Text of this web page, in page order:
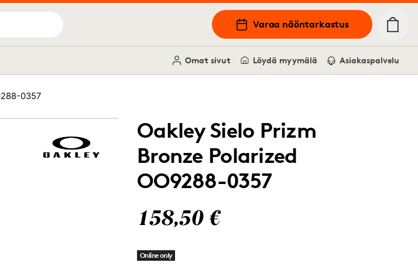
Varaa näöntarkastus
Omat sivut Löydä myymälä Asiakaspalvelu
0357
Oakley Sielo Prizm
Bronze Polarized
OO9288-0357
158,50 €
Online only